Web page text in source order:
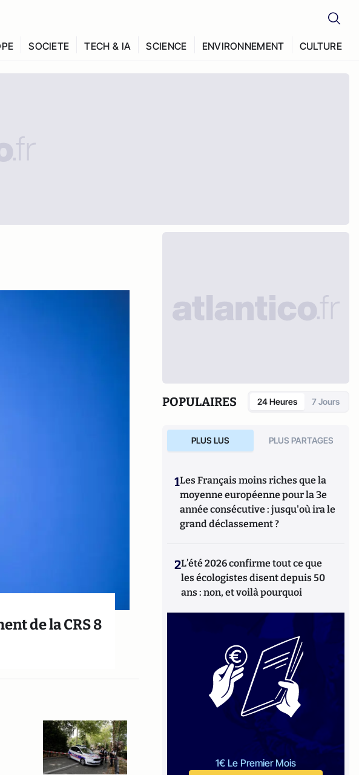
SOCIETE TECH & IA SCIENCE ENVIRONNEMENT CULTURE
de la CRS 8
POPULAIRES 24 Heures 7 Jours
PLUS LUS PLUS PARTAGES
1Les Français moins riches que la
moyenne européenne pour la 3e
année consécutive : jusqu'où ira le
grand déclassement ?
2L’été 2026 confirme tout ce que
les écologistes disent depuis 50
ans : non, et voilà pourquoi
1€ Le Premier Mois